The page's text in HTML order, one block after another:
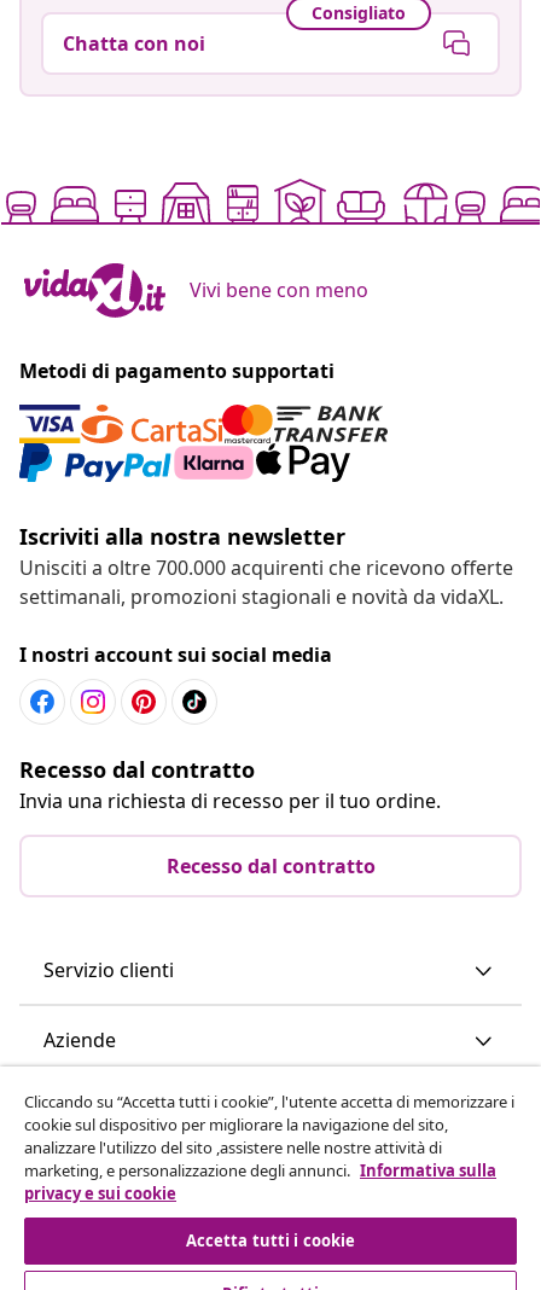
Consigliato
Chatta con noi
Vivi bene con meno
Metodi di pagamento supportati
Iscriviti alla nostra newsletter
Unisciti a oltre 700.000 acquirenti che ricevono offerte
settimanali, promozioni stagionali e novità da vidaXL.
I nostri account sui social media
Recesso dal contratto
Invia una richiesta di recesso per il tuo ordine.
Recesso dal contratto
Servizio clienti
Aziende
vidaXL
Scopri di più
Cliccando su “Accetta tutti i cookie”, l'utente accetta di memorizzare i
cookie sul dispositivo per migliorare la navigazione del sito,
analizzare l'utilizzo del sito ,assistere nelle nostre attività di
marketing, e personalizzazione degli annunci. Informativa sulla
privacy e sui cookie
Accetta tutti i cookie